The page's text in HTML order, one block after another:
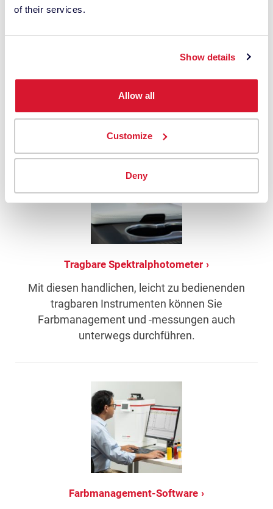
of their services.
Show details
Allow all
Customize
Deny
Tisch-Spektralphotometer
Farbsicherheit mit unserer Reihe integrierter
Tragbare Spektralphotometer
Mit diesen handlichen, leicht zu bedienenden
tragbaren Instrumenten können Sie
Farbmanagement und -messungen auch
unterwegs durchführen.
Farbmanagement-Software